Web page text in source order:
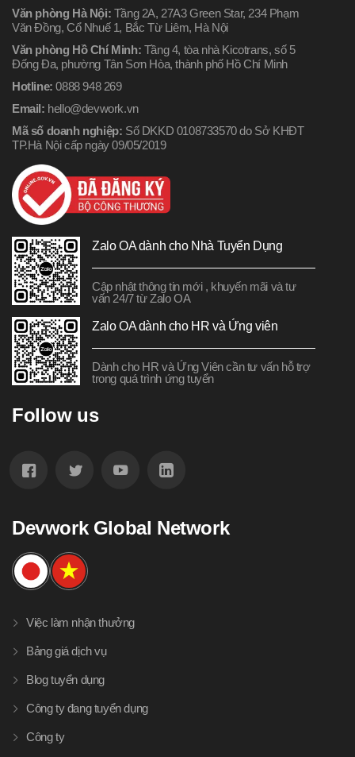
Văn phòng Hà Nội: Tầng 2A, 27A3 Green Star, 234 Phạm
Văn Đồng, Cổ Nhuế 1, Bắc Từ Liêm, Hà Nội
Văn phòng Hồ Chí Minh: Tầng 4, tòa nhà Kicotrans, số 5
Đống Đa, phường Tân Sơn Hòa, thành phố Hồ Chí Minh
Hotline: 0888 948 269
Email: hello@devwork.vn
Mã số doanh nghiệp: Số DKKD 0108733570 do Sở KHĐT
TP.Hà Nội cấp ngày 09/05/2019
Zalo OA dành cho Nhà Tuyển Dụng
Cập nhật thông tin mới , khuyến mãi và tư
vấn 24/7 từ Zalo OA
Zalo OA dành cho HR và Ứng viên
Dành cho HR và Ứng Viên cần tư vấn hỗ trợ
trong quá trình ứng tuyển
Follow us
Devwork Global Network
Việc làm nhận thưởng
Bảng giá dịch vụ
Blog tuyển dụng
Công ty đang tuyển dụng
Công ty